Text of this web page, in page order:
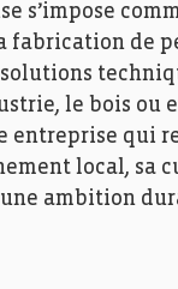
s’impose
fabrication de
le bois ou
entreprise qui
local, sa
ambition